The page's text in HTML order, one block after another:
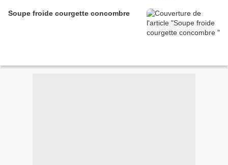
Soupe froide courgette concombre